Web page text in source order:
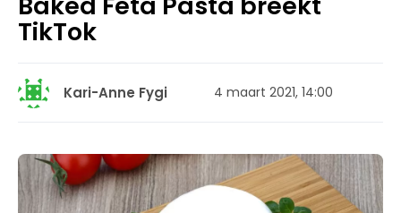
TikTok
Kari-Anne Fygi 4 maart 2021, 14:00